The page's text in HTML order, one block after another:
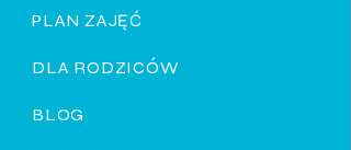
PLAN ZAJĘĆ
DLA RODZICÓW
BLOG